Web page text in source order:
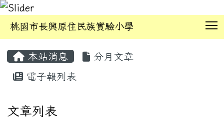
桃園市長興原住民族實驗小學
本站消息
分月文章
電子報列表
文章列表